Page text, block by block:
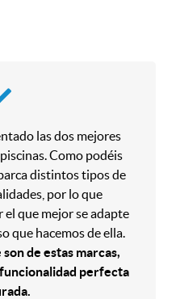
las dos mejores
Como podéis
distintos tipos de
por lo que
que mejor se adapte
que hacemos de ella.
de estas marcas,
perfecta